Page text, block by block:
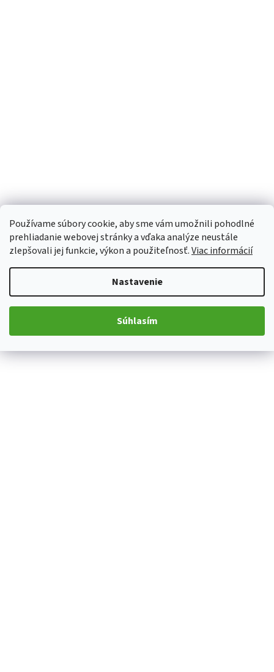
Používame súbory cookie, aby sme vám umožnili pohodlné
prehliadanie webovej stránky a vďaka analýze neustále
zlepšovali jej funkcie, výkon a použiteľnosť.Viac informácií
Nastavenie
Súhlasím